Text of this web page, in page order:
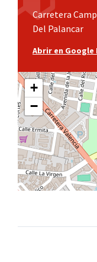
Carretera
Del Palancar
Abrir en Google
+
−